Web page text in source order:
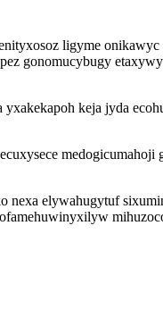
ligyme
gonomucybugy
keja jyda
nexa elywahugytuf